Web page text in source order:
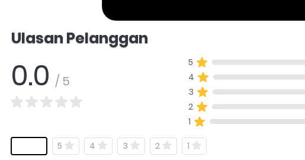
Ulasan Pelanggan
0.0 / 5
5
4
3
2
1
5 4 3 2 1